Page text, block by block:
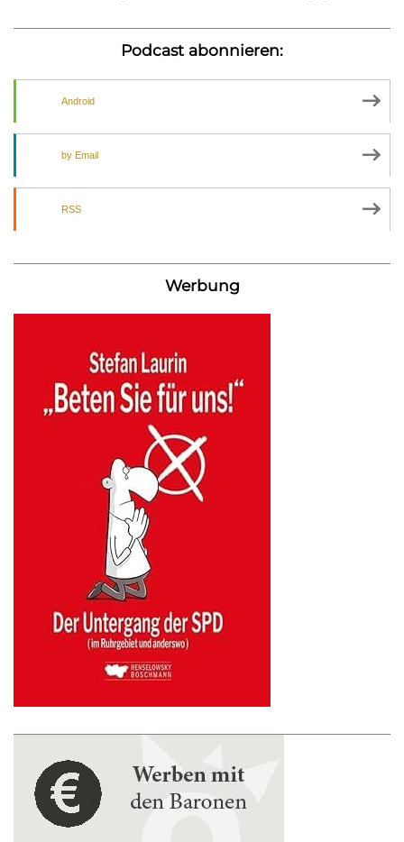
Podcast abonnieren:
Android
by Email
RSS
Werbung